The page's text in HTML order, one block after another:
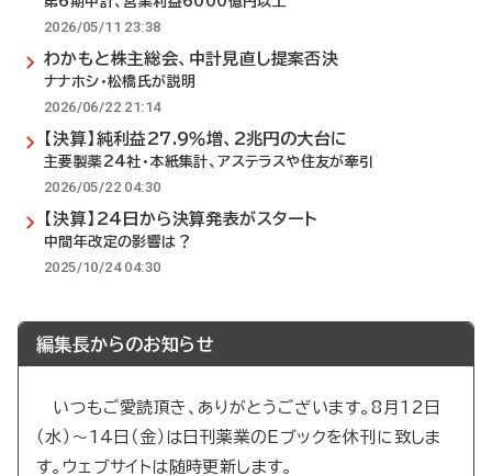
2026/05/11 23:38
わかもと株主総会、中計見直し提案否決
ナナホシ・松橋氏が説明
2026/06/22 21:14
【決算】純利益27.9％増、2兆円の大台に
主要製薬24社・本紙集計、アステラスや住友が牽引
2026/05/22 04:30
【決算】24日から決算発表がスタート
中間年改定の影響は？
2025/10/24 04:30
編集長からのお知らせ
いつもご愛読頂き、ありがとうございます。8月12日
（水）～14日（金）は日刊薬業のEブックを休刊に致しま
す。ウェブサイトは随時更新します。